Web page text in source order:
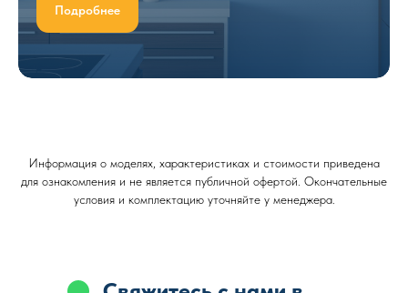
Подробнее
Информация о моделях, характеристиках и стоимости приведена
для ознакомления и не является публичной офертой. Окончательные
условия и комплектацию уточняйте у менеджера.